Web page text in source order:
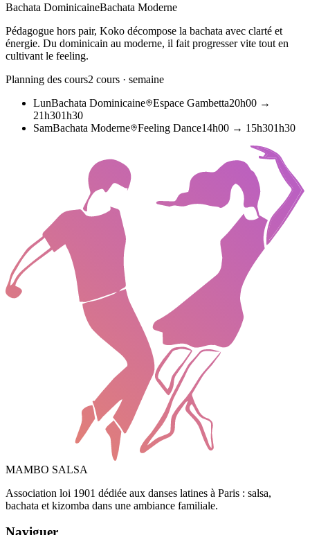
Bachata DominicaineBachata Moderne
Pédagogue hors pair, Koko décompose la bachata avec clarté et
énergie. Du dominicain au moderne, il fait progresser vite tout en
cultivant le feeling.
Planning des cours2 cours · semaine
LunBachata Dominicaine Espace Gambetta20h00 →
21h301h30
SamBachata Moderne Feeling Dance14h00 → 15h301h30
MAMBO SALSA
Association loi 1901 dédiée aux danses latines à Paris : salsa,
bachata et kizomba dans une ambiance familiale.